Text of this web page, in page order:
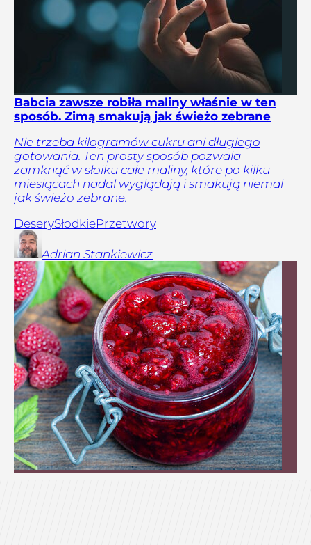
Babcia zawsze robiła maliny właśnie w ten
sposób. Zimą smakują jak świeżo zebrane
Nie trzeba kilogramów cukru ani długiego
gotowania. Ten prosty sposób pozwala
zamknąć w słoiku całe maliny, które po kilku
miesiącach nadal wyglądają i smakują niemal
jak świeżo zebrane.
DeserySłodkiePrzetwory
Adrian Stankiewicz